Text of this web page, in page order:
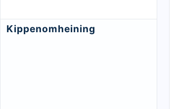
Kippenomheining